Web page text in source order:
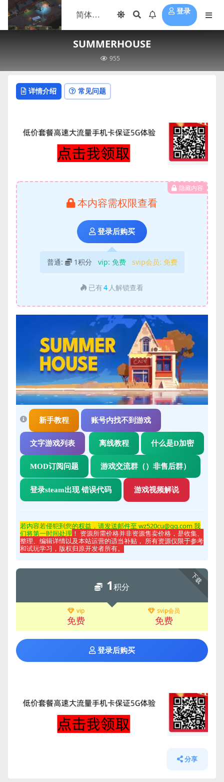
登录
SUMMERHOUSE
955
详情介绍 常见问题
隐藏内容
本内容需权限查看
登录后购买
普通: 1积分 vip: 免费 svip会员: 免费
已有4 人解锁查看
新手教程 账号内找不到游戏
文字游戏列表 离线教程 什么是D加密
MOD订阅问题 游戏交流群（）非售后群）
登录steam出现 错误代码 游戏视频解说
若内容若侵犯到您的权益，请发送邮件至 wz520cu@qq.com 我
们将第一时间处理 ！ 资源所需价格并非资源售卖价格，是收集、
整理、编辑详情以及本站运营的适当补贴， 所有资源仅限于参考
和试玩学习，版权归原开发者所有。
下载
1积分
vip
免费
svip会员
免费
登录后购买
分享